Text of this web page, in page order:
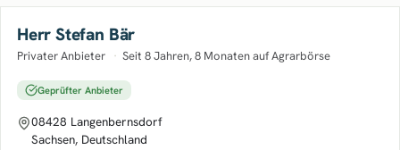
Herr Stefan Bär
Privater Anbieter · Seit 8 Jahren, 8 Monaten auf Agrarbörse
Geprüfter Anbieter
08428 Langenbernsdorf
Sachsen, Deutschland